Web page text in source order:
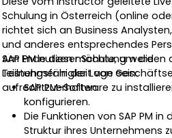
Schulung in Österreich (online
richtet sich an Business
und anderes entsprechendes
SAP PM nutzen möchte, um die
Leistungsfähigkeit von
aufrechtzuerhalten.
Am Ende dieser Schulung werden
Teilnehmer in der Lage sein:
SAP PM-Software zu
konfigurieren.
Die Funktionen von SAP PM in
Struktur ihres Unternehmens